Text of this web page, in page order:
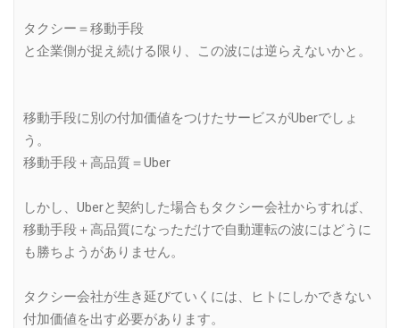
タクシー＝移動手段
と企業側が捉え続ける限り、この波には逆らえないかと。
移動手段に別の付加価値をつけたサービスがUberでしょ
う。
移動手段＋高品質＝Uber
しかし、Uberと契約した場合もタクシー会社からすれば、
移動手段＋高品質になっただけで自動運転の波にはどうに
も勝ちようがありません。
タクシー会社が生き延びていくには、ヒトにしかできない
付加価値を出す必要があります。